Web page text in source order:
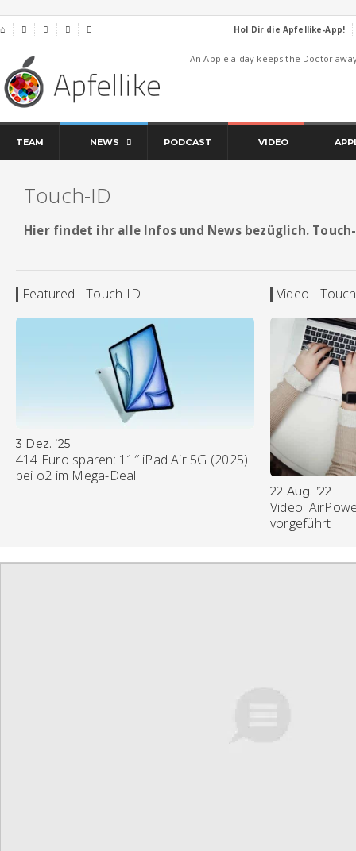
⌂     Hol Dir die Apfellike-App!
An Apple a day keeps the Doctor
TEAM NEWS PODCAST VIDEO
Touch-ID
Hier findet ihr alle Infos und News bezüglich.
Featured - Touch-ID
3 Dez. ’25
414 Euro sparen: 11″ iPad Air 5G (2025)
bei o2 im Mega-Deal
Video -
22 Aug. ’22
Video.
vorgeführt